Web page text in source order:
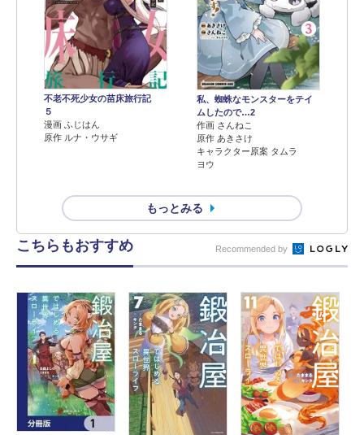
不老不死少女の苗床旅行記
５
漫画 ふじはん
原作 ルナ・ウサギ
私、蜘蛛なモンスターをテイ
ムしたので…2
作画 さんねこ
原作 あきさけ
キャラクター原案 タムラ
ヨウ
もっとみる
こちらもおすすめ Recommended by